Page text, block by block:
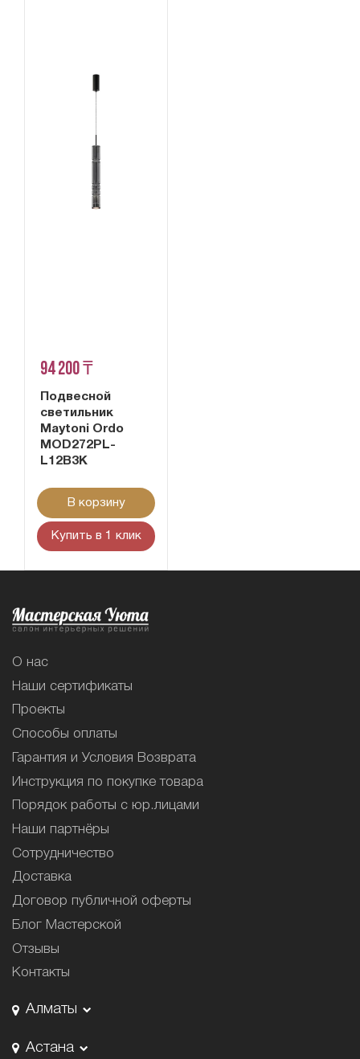
94 200 ₸
Подвесной
светильник
Maytoni Ordo
MOD272PL-
L12B3K
В корзину
Купить в 1 клик
О нас
Наши сертификаты
Проекты
Способы оплаты
Гарантия и Условия Возврата
Инструкция по покупке товара
Порядок работы с юр.лицами
Наши партнёры
Сотрудничество
Доставка
Договор публичной оферты
Блог Мастерской
Отзывы
Контакты
Алматы
Астана